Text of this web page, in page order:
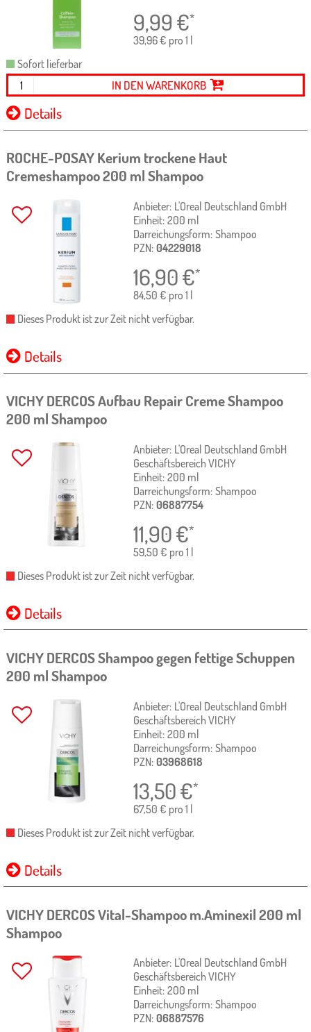
9,99€*
39,96 € pro 1 l
Sofort lieferbar
IN DEN WARENKORB
Details
ROCHE-POSAY Kerium trockene Haut
Cremeshampoo200 mlShampoo
Anbieter: L'Oreal Deutschland GmbH
Einheit: 200 ml
Darreichungsform: Shampoo
PZN: 04229018
16,90€*
84,50 € pro 1 l
Dieses Produkt ist zur Zeit nicht verfügbar.
Details
VICHY DERCOS Aufbau Repair Creme Shampoo
200 mlShampoo
Anbieter: L'Oreal Deutschland GmbH
Geschäftsbereich VICHY
Einheit: 200 ml
Darreichungsform: Shampoo
PZN: 06887754
11,90€*
59,50 € pro 1 l
Dieses Produkt ist zur Zeit nicht verfügbar.
Details
VICHY DERCOS Shampoo gegen fettige Schuppen
200 mlShampoo
Anbieter: L'Oreal Deutschland GmbH
Geschäftsbereich VICHY
Einheit: 200 ml
Darreichungsform: Shampoo
PZN: 03968618
13,50€*
67,50 € pro 1 l
Dieses Produkt ist zur Zeit nicht verfügbar.
Details
VICHY DERCOS Vital-Shampoo m.Aminexil200 ml
Shampoo
Anbieter: L'Oreal Deutschland GmbH
Geschäftsbereich VICHY
Einheit: 200 ml
Darreichungsform: Shampoo
PZN: 06887576